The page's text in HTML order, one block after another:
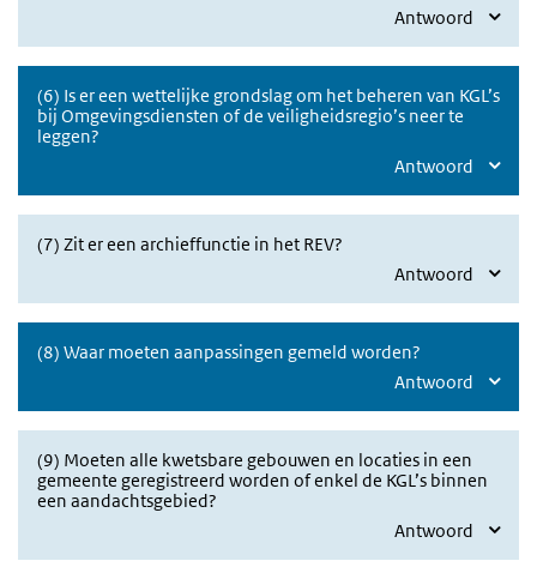
Antwoord
(6) Is er een wettelijke grondslag om het beheren van KGL’s
bij Omgevingsdiensten of de veiligheidsregio’s neer te
leggen?
Antwoord
(7) Zit er een archieffunctie in het REV?
Antwoord
(8) Waar moeten aanpassingen gemeld worden?
Antwoord
(9) Moeten alle kwetsbare gebouwen en locaties in een
gemeente geregistreerd worden of enkel de KGL’s binnen
een aandachtsgebied?
Antwoord